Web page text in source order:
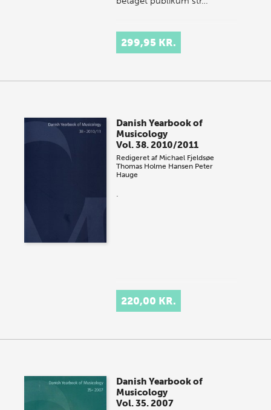
299,95 KR.
Danish Yearbook of
Musicology
Vol. 38. 2010/2011
Redigeret af Michael Fjeldsøe
Thomas Holme Hansen Peter
Hauge
.
220,00 KR.
Danish Yearbook of
Musicology
Vol. 35. 2007